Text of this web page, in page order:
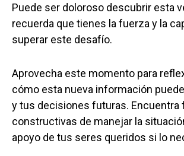
Puede ser doloroso descubrir esta
recuerda que tienes la fuerza y ​​la
superar este desafío.
Aprovecha este momento para
cómo esta nueva información
y tus decisiones futuras. Encuentra
constructivas de manejar la
apoyo de tus seres queridos si lo